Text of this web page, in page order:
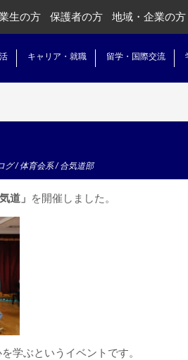
生の方 保護者の方 地域・企業の方
キャリア・就職 留学・国際交流
グ/体育会系/合気道部
道」 を開催しました。
学ぶというイベントです。